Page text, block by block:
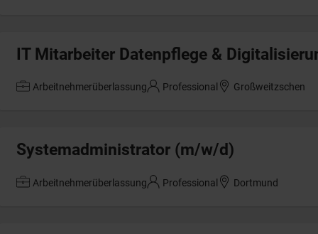
IT Mitarbeiter Datenpflege &
Arbeitnehmerüberlassung Professional Großweitzschen
Systemadministrator (m/w/d)
Arbeitnehmerüberlassung Professional Dortmund